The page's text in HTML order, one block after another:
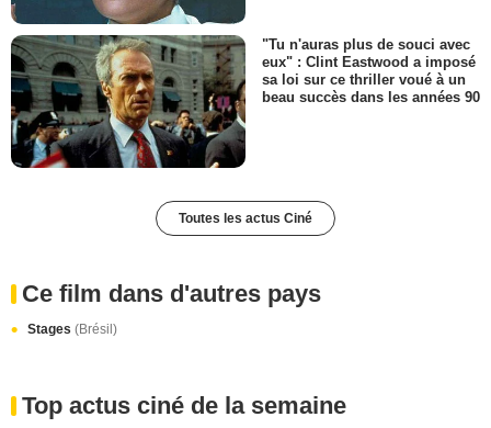
"Tu n'auras plus de souci avec
eux" : Clint Eastwood a imposé
sa loi sur ce thriller voué à un
beau succès dans les années 90
Toutes les actus Ciné
Ce film dans d'autres pays
Stages (Brésil)
Top actus ciné de la semaine